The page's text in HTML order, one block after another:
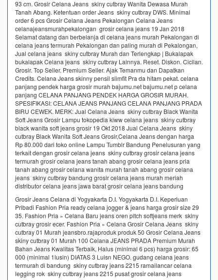
93 cm. Grosir Celana Jeans skiny cutbray Wanita Dewasa Murah
Tanah Abang. Ketentuan order Jeans skiny cutbray DWS. Minimal
order 6 pcs Grosir Celana Jeans Pekalongan Celana Jeans
celanajeansmurahpekalongan grosir celana jeans 19 Jan 2018
Selamat datang dan berbelanja di celana jeans murah Pekalongan di
celana jeans termurah Pekalongan dan paling murah di Pekalongan,
Jual celana jeans skiny cutbray Murah dan Terlengkap | Bukalapak
bukalapak Celana jeans skiny cutbray Lainnya. Reset. Diskon. Cicilan.
Grosir. Top Seller. Premium Seller. Ajak Temanmu dan Dapatkan
Credits. Celana Jeans skinny pensil slimfit Pra da hitam pekat. celana
panjang pendek harga grosir murah bajumu.net bajumu.net p celana
panjang CELANA PANJANG PENDEK HARGA GROSIR MURAH.
SPESIFIKASI: CELANA JEANS PANJANG CELANA PANJANG PRADA
BIRU CEWEK. MERK: Jual Celana Jeans skiny cutbray Black Wanita
Soft Jeans Grosir Lampu tokopedia kiww celana jeans skiny cutbray
black wanita soft jeans grosir 19 Okt 2018 Jual Celana Jeans skiny
cutbray Black Wanita Soft Jeans Grosir,Celana Jeans dengan harga
Rp 80.000 dari toko online Lampu Tumblr Bandung Penelusuran yang
terkait dengan grosir celana jeans skiny cutbray grosir celana jeans
termurah grosir celana jeans tanah abang grosir celana jeans pria
tanah abang grosir celana wanita murah tanah abang grosir celana
jeans skiny cutbray bandung grosir celana jeans murah meriah
distributor celana jeans jawa barat grosir celana jeans bandung
Grosir Jeans Celana di Yogyakarta D.I. Yogyakarta D.I. Keperluan
Pribadi Fashion Pria ready celana jogger & jeans harga grosir size 29
35. Fashion Pria » Celana Baru jeans oren pitch softjeans merk skiny
cutbray grosir ecer. Fashion Pria » Celana Grosir Celana Jeans skiny
cutbray 01 Murah jeansbro.rajaproduk produk 50 Grosir Celana Jeans
skiny cutbray 01 Murah 100 Celana JEANS PRADA Premium Murah
Bahan Jeans Kwalitas Terbaik, Halus (minimal 6 pcs) harga grosir: 65
000 (minimal 1lusin) DIATAS 3 Luisn NEGO. gudang celana jeans
termurah di bandung skiny cutbray jeans 2215 ramailancar celana
legging rok skiny cutbray jeans 2215 pusat grosir celana jeans